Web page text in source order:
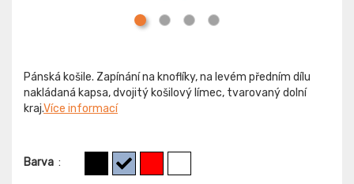
Pánská košile. Zapínání na knoflíky, na levém předním dílu
nakládaná kapsa, dvojitý košilový límec, tvarovaný dolní
kraj.Více informací
Barva :